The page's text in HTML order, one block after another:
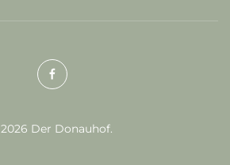
2026 Der Donauhof.